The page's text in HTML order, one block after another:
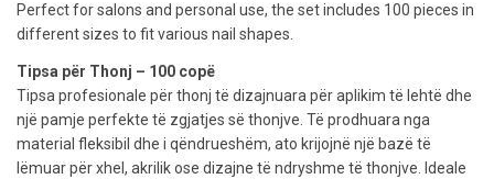
Perfect for salons and personal use, the set includes 100 pieces in
different sizes to fit various nail shapes.
Tipsa për Thonj – 100 copë
Tipsa profesionale për thonj të dizajnuara për aplikim të lehtë dhe
një pamje perfekte të zgjatjes së thonjve. Të prodhuara nga
material fleksibil dhe i qëndrueshëm, ato krijojnë një bazë të
lëmuar për xhel, akrilik ose dizajne të ndryshme të thonjve. Ideale